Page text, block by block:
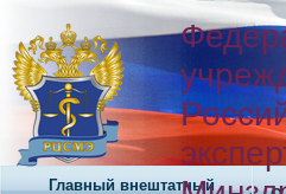
Главный внештатный